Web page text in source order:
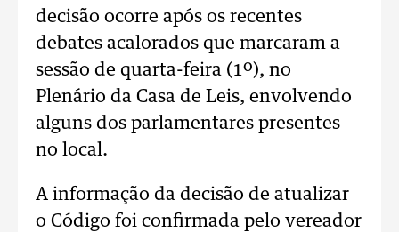
decisão ocorre após os recentes
debates acalorados que marcaram a
sessão de quarta-feira (1º), no
Plenário da Casa de Leis, envolvendo
alguns dos parlamentares presentes
no local.
A informação da decisão de atualizar
o Código foi confirmada pelo vereador